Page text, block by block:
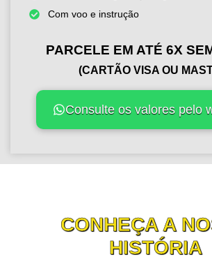
Com voo e instrução
PARCELE EM ATÉ 6X
(CARTÃO VISA OU
Consulte os valores pelo
CONHEÇA A
HISTÓRIA